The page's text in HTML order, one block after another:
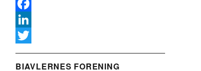
F
a
e
L
nw
BIAVLERNES FORENING